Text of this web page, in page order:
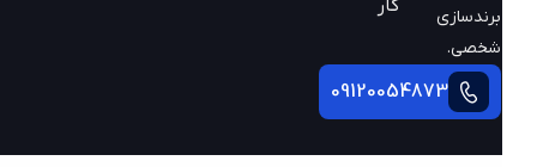
برندسازی
شخصی.
09120054873